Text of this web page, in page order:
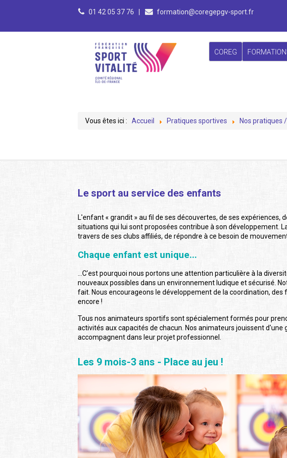
01 42 05 37 76 formation@coregepgv-sport.fr
COREG
Vous êtes ici : Accueil Pratiques sportives Nos pratiques
Le sport au service des enfants
L'enfant « grandit » au fil de ses découvertes, de ses
situations qui lui sont proposées contribue à son développement.
travers de ses clubs affiliés, de répondre à ce besoin de
Chaque enfant est unique...
...C’est pourquoi nous portons une attention particulière à la
nouveaux possibles dans un environnement ludique et sécurisé.
fait. Nous encourageons le développement de la coordination,
encore !
Tous nos animateurs sportifs sont spécialement formés pour
activités aux capacités de chacun. Nos animateurs jouissent
accompagnent dans leur projet professionnel.
Les 9 mois-3 ans - Place au jeu !